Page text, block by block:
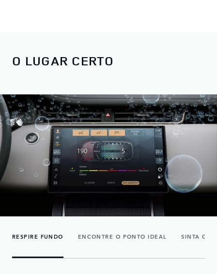
O LUGAR CERTO
RESPIRE FUNDO ENCONTRE O PONTO IDEAL SINTA